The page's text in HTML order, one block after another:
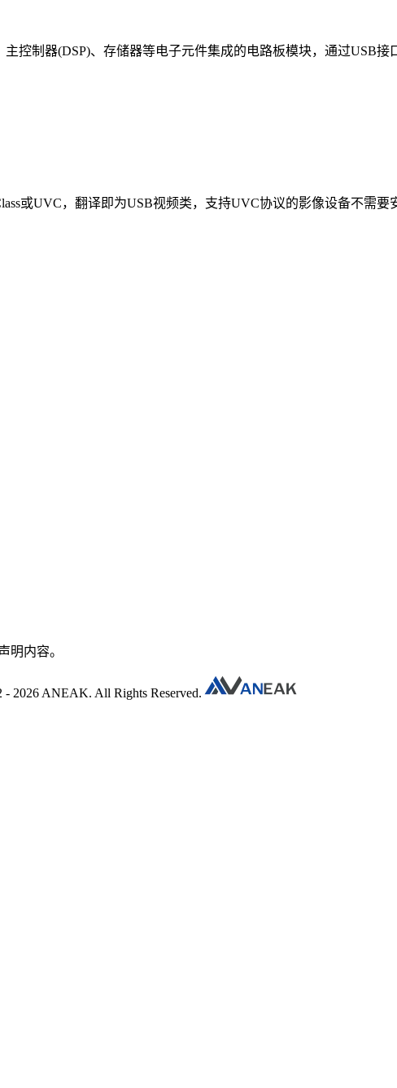
控制器(DSP)、存储器等电子元件集成的电路板模块，通过USB
或UVC，翻译即为USB视频类，支持UVC协议的影像设备不需要
明内容。
2026 ANEAK. All Rights Reserved.